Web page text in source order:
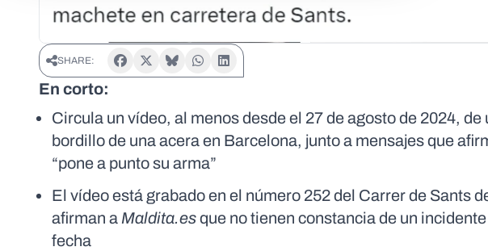
SHARE:
En corto:
Circula un vídeo, al menos desde el 27 de agosto de 2024,
bordillo de una acera en Barcelona, junto a mensajes que
“pone a punto su arma”
El vídeo está grabado en el número 252 del Carrer de Sants
afirman a Maldita.esque no tienen constancia de un
fecha